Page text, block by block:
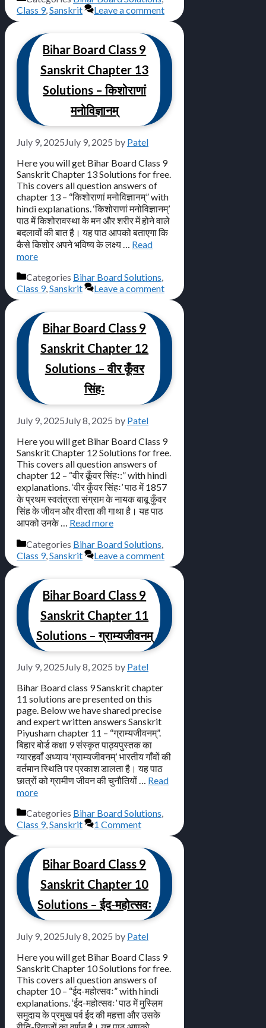
Class 9,Sanskrit Leave a comment
Bihar Board Class 9
Sanskrit Chapter 13
Solutions – किशोराणां
मनोविज्ञानम्
July 9, 2025July 9, 2025 by Patel
Here you will get Bihar Board Class 9
Sanskrit Chapter 13 Solutions for free.
This covers all question answers of
chapter 13 – “किशोराणां मनोविज्ञानम्” with
hindi explanations. ‘किशोराणां मनोविज्ञानम्’
पाठ में किशोरावस्था के मन और शरीर में होने वाले
बदलावों की बात है। यह पाठ आपको बताएगा कि
कैसे किशोर अपने भविष्य के लक्ष्य … Read
more
Categories Bihar Board Solutions,
Class 9,Sanskrit Leave a comment
Bihar Board Class 9
Sanskrit Chapter 12
Solutions – वीर कूँवर
सिंहः
July 9, 2025 July 8, 2025 by Patel
Here you will get Bihar Board Class 9
Sanskrit Chapter 12 Solutions for free.
This covers all question answers of
chapter 12 – “वीर कूँवर सिंहः:” with hindi
explanations. ‘वीर कुँवर सिंहः’ पाठ में 1857
के प्रथम स्वतंत्रता संग्राम के नायक बाबू कुँवर
सिंह के जीवन और वीरता की गाथा है। यह पाठ
आपको उनके … Read more
Categories Bihar Board Solutions
Class 9, Sanskrit Leave a comment
Bihar Board Class 9
Sanskrit Chapter 11
Solutions – ग्राम्यजीवनम्
July 9, 2025July 8, 2025 by Patel
Bihar Board class 9 Sanskrit chapter
11 solutions are presented on this
page. Below we have shared precise
and expert written answers Sanskrit
Piyusham chapter 11 – “ग्राम्यजीवनम्”.
बिहार बोर्ड कक्षा 9 संस्कृत पाठ्यपुस्तक का
ग्यारहवाँ अध्याय ‘ग्राम्यजीवनम्’ भारतीय गाँवों की
वर्तमान स्थिति पर प्रकाश डालता है। यह पाठ
छात्रों को ग्रामीण जीवन की चुनौतियों … Read
more
Categories Bihar Board Solutions,
Class 9,Sanskrit 1 Comment
Bihar Board Class 9
Sanskrit Chapter 10
Solutions – ईद-महोत्सवः
July 9, 2025 July 8, 2025 by Patel
Here you will get Bihar Board Class 9
Sanskrit Chapter 10 Solutions for free.
This covers all question answers of
chapter 10 – “ईद-महोत्सवः” with hindi
explanations. ‘ईद-महोत्सवः’ पाठ में मुस्लिम
समुदाय के प्रमुख पर्व ईद की महत्ता और उसके